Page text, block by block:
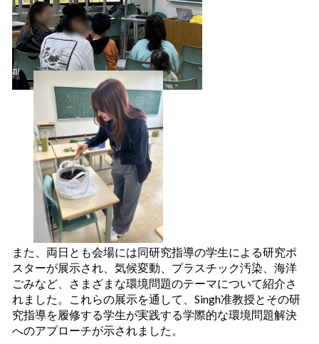
また、両日とも会場には同研究指導の学生による研究ポ
スターが展示され、気候変動、プラスチック汚染、海洋
ごみなど、さまざまな環境問題のテーマについて紹介さ
れました。これらの展示を通して、Singh准教授とその研
究指導を履修する学生が実践する学際的な環境問題解決
へのアプローチが示されました。